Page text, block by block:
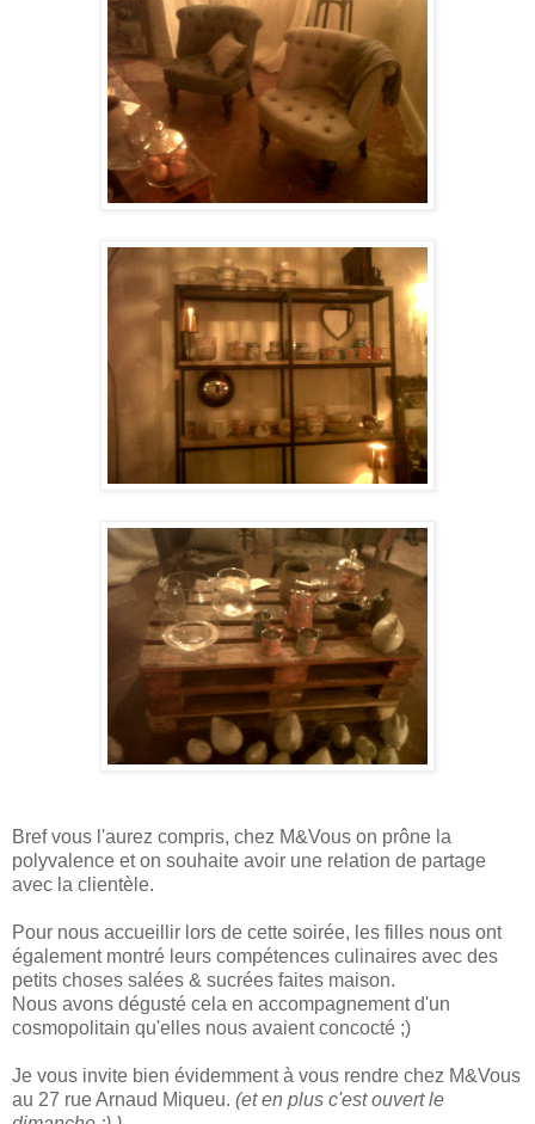
Bref vous l'aurez compris, chez M&Vous on prône la
polyvalence et on souhaite avoir une relation de partage
avec la clientèle.
Pour nous accueillir lors de cette soirée, les filles nous ont
également montré leurs compétences culinaires avec des
petits choses salées & sucrées faites maison.
Nous avons dégusté cela en accompagnement d'un
cosmopolitain qu'elles nous avaient concocté ;)
Je vous invite bien évidemment à vous rendre chez M&Vous
au 27 rue Arnaud Miqueu. (et en plus c'est ouvert le